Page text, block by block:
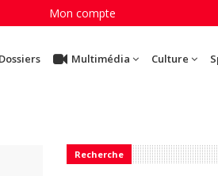
Mon compte
Multimédia Culture
Recherche